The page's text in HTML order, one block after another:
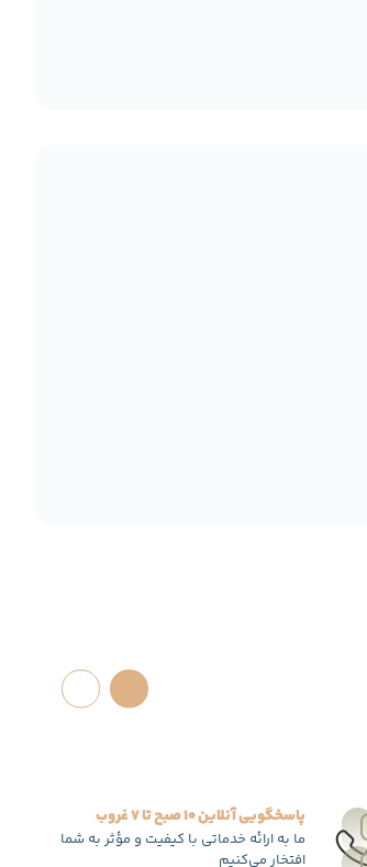
پاسخگویی آنلاین 10 صبح تا 7 غروب
ما به ارائه خدماتی با کیفیت و مؤثر به شما
افتخار می‌کنیم